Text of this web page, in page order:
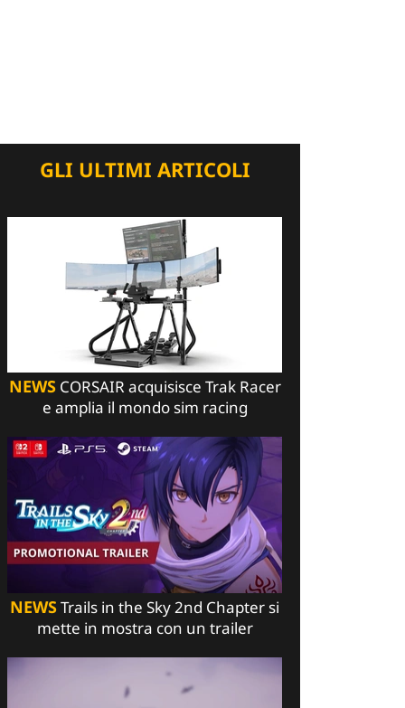
GLI ULTIMI ARTICOLI
NEWSCORSAIR acquisisce Trak Racer
e amplia il mondo sim racing
NEWSTrails in the Sky 2nd Chapter si
mette in mostra con un trailer